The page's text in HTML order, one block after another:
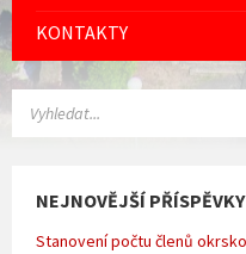
KONTAKTY
NEJNOVĚJŠÍ PŘÍSPĚVKY
Stanovení počtu členů